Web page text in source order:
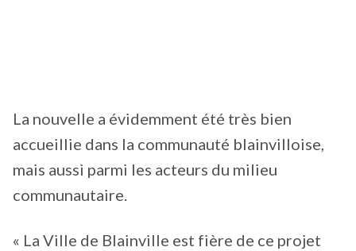
La nouvelle a évidemment été très bien
accueillie dans la communauté blainvilloise,
mais aussi parmi les acteurs du milieu
communautaire.
« La Ville de Blainville est fière de ce projet